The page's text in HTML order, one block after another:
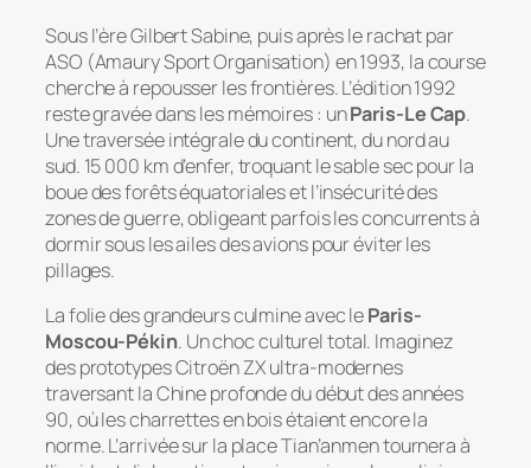
Sous l’ère Gilbert Sabine, puis après le rachat par
ASO (Amaury Sport Organisation) en 1993, la course
cherche à repousser les frontières. L’édition 1992
reste gravée dans les mémoires : unParis-Le Cap.
Une traversée intégrale du continent, du nord au
sud. 15 000 km d’enfer, troquant le sable sec pour la
boue des forêts équatoriales et l’insécurité des
zones de guerre, obligeant parfois les concurrents à
dormir sous les ailes des avions pour éviter les
pillages.
La folie des grandeurs culmine avec leParis-
Moscou-Pékin. Un choc culturel total. Imaginez
des prototypes Citroën ZX ultra-modernes
traversant la Chine profonde du début des années
90, où les charrettes en bois étaient encore la
norme. L’arrivée sur la place Tian’anmen tournera à